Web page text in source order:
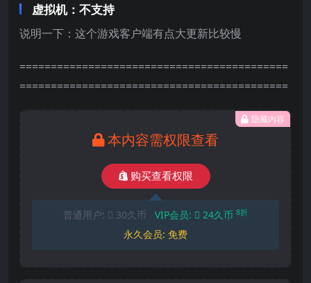
虚拟机：不支持
说明一下：这个游戏客户端有点大更新比较慢
===========================================
===========================================
隐藏内容
本内容需权限查看
购买查看权限
普通用户: 30久币 VIP会员: 24久币 8折
永久会员: 免费